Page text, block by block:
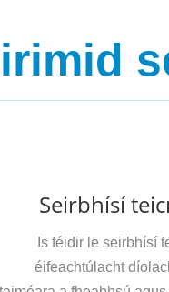
Seirbhísí
Is féidir le seirbhísí
éifeachtúlacht